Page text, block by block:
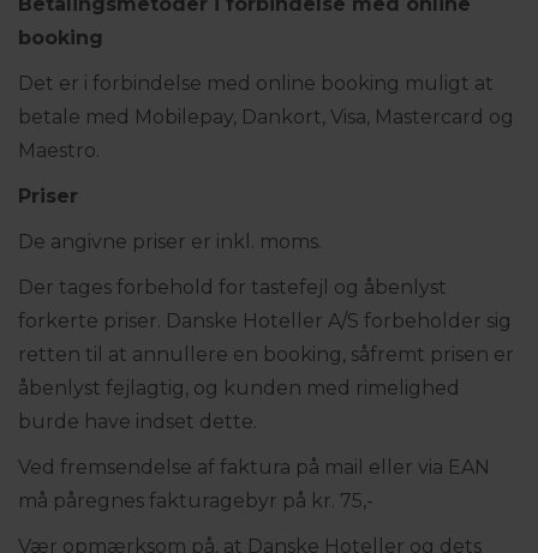
booking
Det er i forbindelse med online booking muligt at
betale med Mobilepay, Dankort, Visa, Mastercard og
Maestro.
Priser
De angivne priser er inkl. moms.
Der tages forbehold for tastefejl og åbenlyst
forkerte priser. Danske Hoteller A/S forbeholder sig
retten til at annullere en booking, såfremt prisen er
åbenlyst fejlagtig, og kunden med rimelighed
burde have indset dette.
Ved fremsendelse af faktura på mail eller via EAN
må påregnes fakturagebyr på kr. 75,-
Vær opmærksom på, at Danske Hoteller og dets